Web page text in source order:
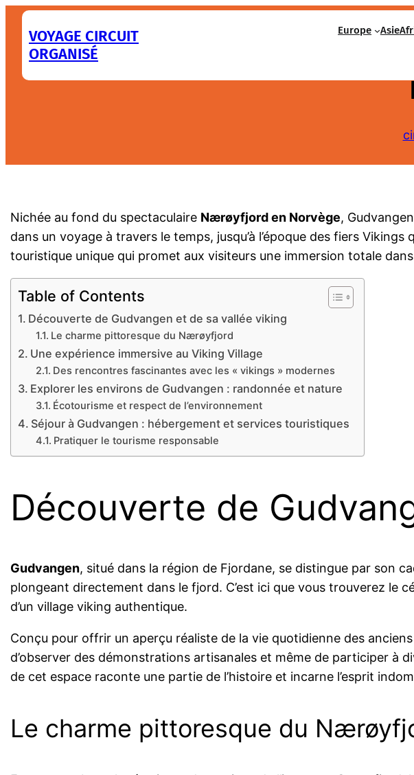
Aller
contenu
VOYAGE CIRCUIT
ORGANISÉ
Europe Asie
Gudvangen : plongée au
Nichée au fond du spectaculaire Nærøyfjord en Norvège,
dans un voyage à travers le temps, jusqu’à l’époque des fiers
touristique unique qui promet aux visiteurs une immersion totale
Table of Contents
Découverte de Gudvangen et de sa vallée viking
Le charme pittoresque du Nærøyfjord
Une expérience immersive au Viking Village
Des rencontres fascinantes avec les « vikings » modernes
Explorer les environs de Gudvangen : randonnée et nature
Écotourisme et respect de l’environnement
Séjour à Gudvangen : hébergement et services touristiques
Pratiquer le tourisme responsable
Découverte de
Gudvangen, situé dans la région de Fjordane, se distingue par son
plongeant directement dans le fjord. C’est ici que vous trouverez le
d’un village viking authentique.
Conçu pour offrir un aperçu réaliste de la vie quotidienne des
d’observer des démonstrations artisanales et même de participer à
de cet espace raconte une partie de l’histoire et incarne l’esprit
Le charme pittoresque du